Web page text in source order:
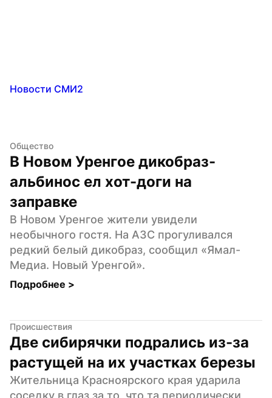
Новости СМИ2
Общество
В Новом Уренгое дикобраз-
альбинос ел хот-доги на
заправке
В Новом Уренгое жители увидели
необычного гостя. На АЗС прогуливался
редкий белый дикобраз, сообщил «Ямал-
Медиа. Новый Уренгой».
Подробнее >
Происшествия
Две сибирячки подрались из-за
растущей на их участках березы
Жительница Красноярского края ударила
соседку в глаз за то, что та периодически